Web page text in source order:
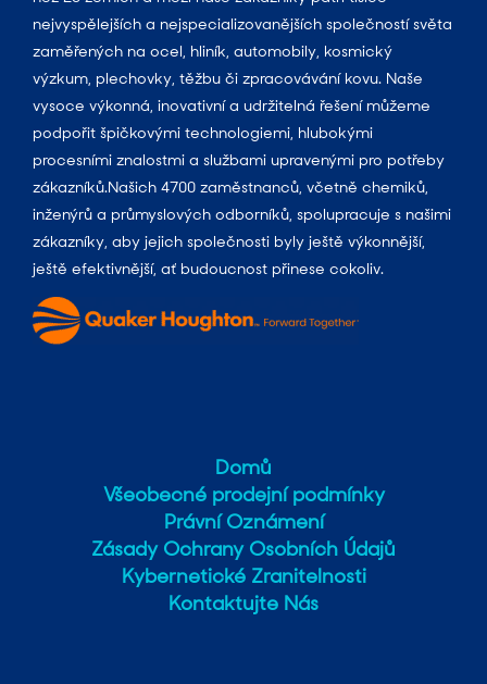
nejvyspělejších a nejspecializovanějších společností světa
zaměřených na ocel, hliník, automobily, kosmický
výzkum, plechovky, těžbu či zpracovávání kovu. Naše
vysoce výkonná, inovativní a udržitelná řešení můžeme
podpořit špičkovými technologiemi, hlubokými
procesními znalostmi a službami upravenými pro potřeby
zákazníků.Našich 4700 zaměstnanců, včetně chemiků,
inženýrů a průmyslových odborníků, spolupracuje s našimi
zákazníky, aby jejich společnosti byly ještě výkonnější,
ještě efektivnější, ať budoucnost přinese cokoliv.
Domů
Všeobecné prodejní podmínky
Právní Oznámení
Zásady Ochrany Osobních Údajů
Kybernetické Zranitelnosti
Kontaktujte Nás